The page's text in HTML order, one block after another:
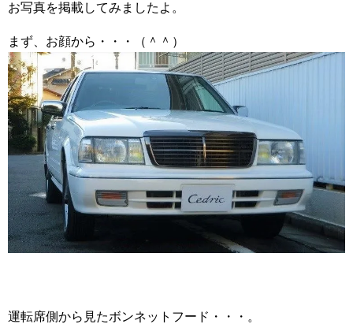
お写真を掲載してみましたよ。
まず、お顔から・・・（＾＾）
運転席側から見たボンネットフード・・・。